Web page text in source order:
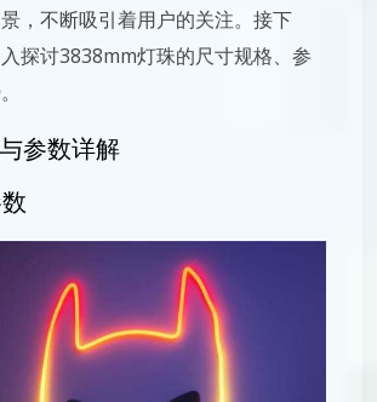
，不断吸引着用户的关注。接下
探讨3838mm灯珠的尺寸规格、参
参数详解